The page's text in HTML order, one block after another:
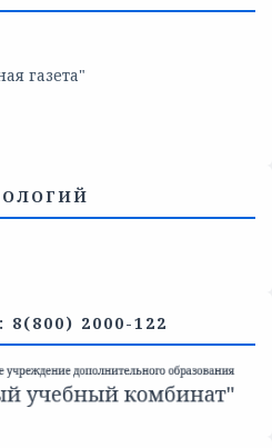
газета"
2000-122